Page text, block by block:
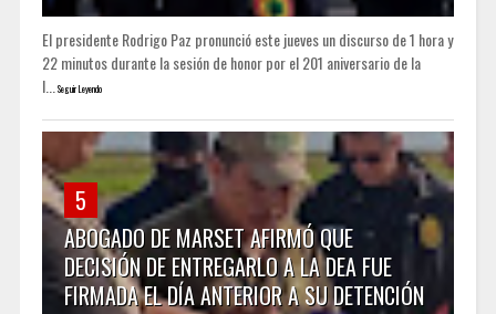
El presidente Rodrigo Paz pronunció este jueves un discurso de 1 hora y
22 minutos durante la sesión de honor por el 201 aniversario de la
I...
Seguir Leyendo
5
ABOGADO DE MARSET AFIRMÓ QUE
DECISIÓN DE ENTREGARLO A LA DEA FUE
FIRMADA EL DÍA ANTERIOR A SU DETENCIÓN